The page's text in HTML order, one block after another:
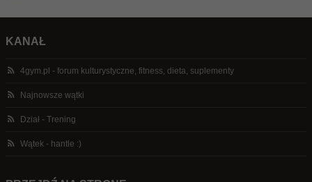
KANAŁ
4gym.pl - forum kulturystyczne, fitness, dieta, suplementy
Najnowsze wątki
Dział - Trening
Wątek - hantle :)